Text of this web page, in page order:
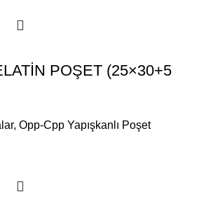
POŞET (25×30+5
, Opp-Cpp Yapışkanlı Poşet